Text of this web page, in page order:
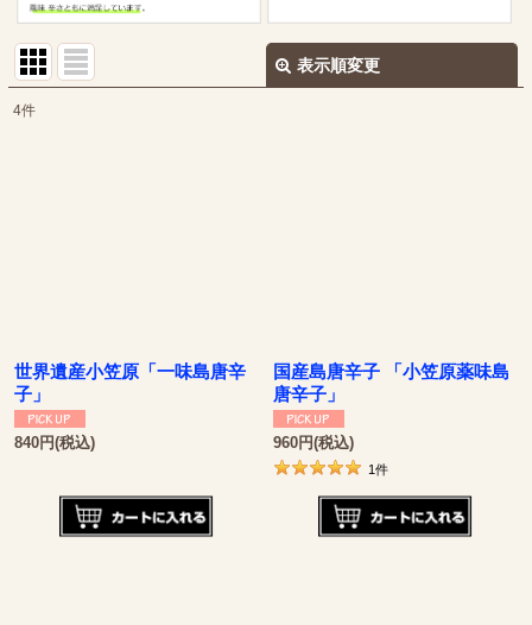
表示順変更
4件
世界遺産小笠原「一味島唐辛
子」
840円(税込)
国産島唐辛子 「小笠原薬味島
唐辛子」
960円(税込)
1件